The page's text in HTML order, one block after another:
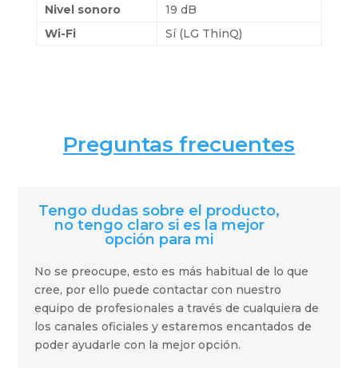
Nivel sonoro
19 dB
Wi-Fi
Sí (LG ThinQ)
Preguntas frecuentes
Tengo dudas sobre el producto,
no tengo claro si es la mejor
opción para mi
No se preocupe, esto es más habitual de lo que
cree, por ello puede contactar con nuestro
equipo de profesionales a través de cualquiera de
los canales oficiales y estaremos encantados de
poder ayudarle con la mejor opción.